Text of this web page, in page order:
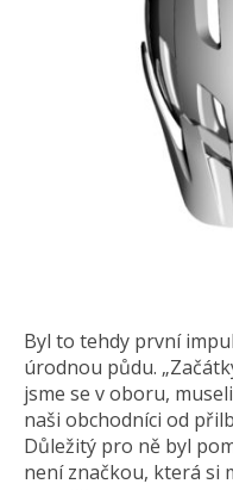
Byl to tehdy první
úrodnou půdu.
jsme se v oboru,
naši obchodníci od
Důležitý pro ně byl
není značkou, která si